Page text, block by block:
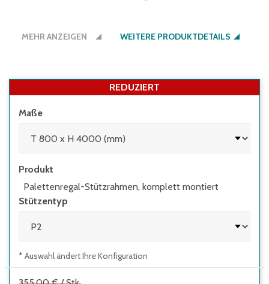
Ausführung, komplett montiert
MEHR ANZEIGEN WEITERE PRODUKTDETAILS
REDUZIERT
Maße
Produkt
Palettenregal-Stützrahmen, komplett montiert
Stützentyp
* Auswahl ändert Ihre Konfiguration